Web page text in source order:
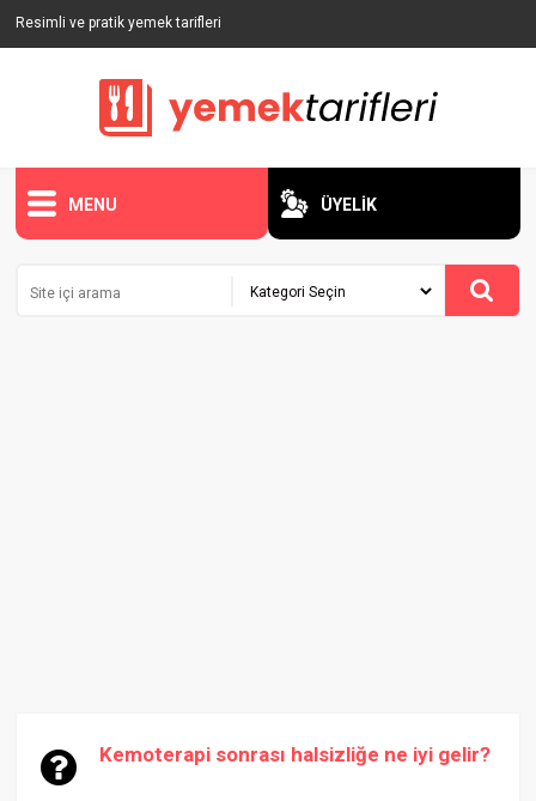
Resimli ve pratik yemek tarifleri
MENU ÜYELİK
Kemoterapi sonrası halsizliğe ne iyi gelir?